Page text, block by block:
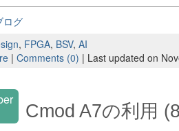
ログ
, FPGA, BSV, AI
| Comments (0) | Last updated on
Cmod A7の利用